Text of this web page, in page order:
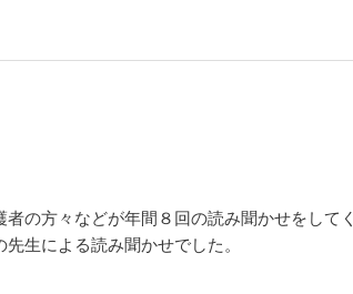
の方々などが年間８回の読み聞かせをしてく
生による読み聞かせでした。